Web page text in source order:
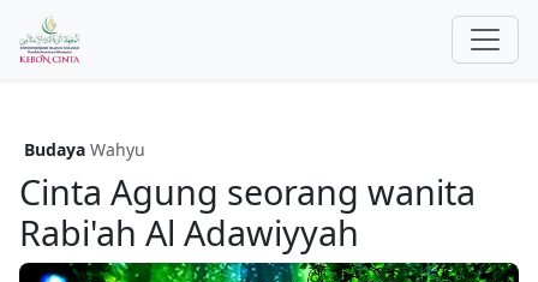
Budaya Wahyu
Cinta Agung seorang wanita
Rabi'ah Al Adawiyyah